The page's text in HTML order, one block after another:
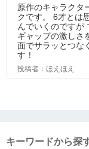
原作のキャラクタ
クです。 6才とは
んでいくのですが
ギャップの激しさ
面でサラッとつな
す！
投稿者：ほえほえ
キーワードから探